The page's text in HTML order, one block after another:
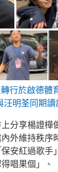
行於啟德體
汪明荃同期讀
分享楊證樺
外維持秩序
安紅過歌手
唱果個」、